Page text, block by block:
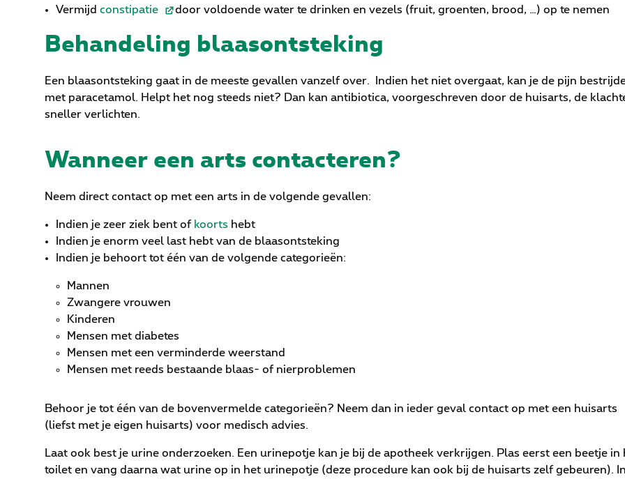
Vermijd constipatie door voldoende water te drinken en vezels (fruit, groenten, brood, …) op te nemen
Behandeling blaasontsteking
Een blaasontsteking gaat in de meeste gevallen vanzelf over. Indien het niet overgaat, kan je de pijn
met paracetamol. Helpt het nog steeds niet? Dan kan antibiotica, voorgeschreven door de huisarts, de
sneller verlichten.
Wanneer een arts contacteren?
Neem direct contact op met een arts in de volgende gevallen:
Indien je zeer ziek bent of koorts hebt
Indien je enorm veel last hebt van de blaasontsteking
Indien je behoort tot één van de volgende categorieën:
Mannen
Zwangere vrouwen
Kinderen
Mensen met diabetes
Mensen met een verminderde weerstand
Mensen met reeds bestaande blaas- of nierproblemen
Behoor je tot één van de bovenvermelde categorieën? Neem dan in ieder geval contact op met een huisarts
(liefst met je eigen huisarts) voor medisch advies.
Laat ook best je urine onderzoeken. Een urinepotje kan je bij de apotheek verkrijgen. Plas eerst een beetje in
toilet en vang daarna wat urine op in het urinepotje (deze procedure kan ook bij de huisarts zelf gebeuren).